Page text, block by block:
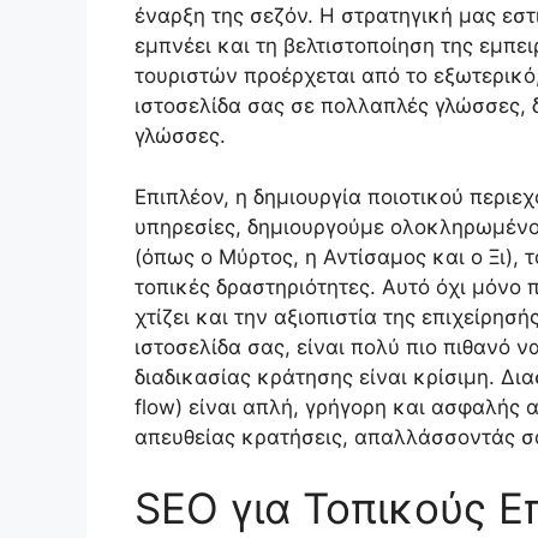
έναρξη της σεζόν. Η στρατηγική μας
εμπνέει και τη βελτιστοποίηση της
τουριστών προέρχεται από το
ιστοσελίδα σας σε πολλαπλές γλώσσες,
γλώσσες.
Επιπλέον, η δημιουργία ποιοτικού
υπηρεσίες, δημιουργούμε
(όπως ο Μύρτος, η Αντίσαμος και ο Ξι),
τοπικές δραστηριότητες. Αυτό όχι
χτίζει και την αξιοπιστία της
ιστοσελίδα σας, είναι πολύ πιο πιθανό
διαδικασίας κράτησης είναι κρίσιμη.
flow) είναι απλή, γρήγορη και ασφαλής
απευθείας κρατήσεις, απαλλάσσοντάς
SEO για Τοπικούς